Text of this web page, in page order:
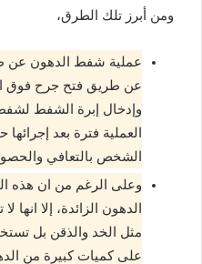
ومن أبرز تلك الطرق،
عملية شفط الدهون عن
عن طريق فتح جرح فوق
وإدخال إبرة الشفط
العملية فترة بعد
الشخص بالتعافي
وعلى الرغم من ان هذه
الدهون الزائدة، إلا
مثل الخد والذقن بل
على كميات كبيرة من